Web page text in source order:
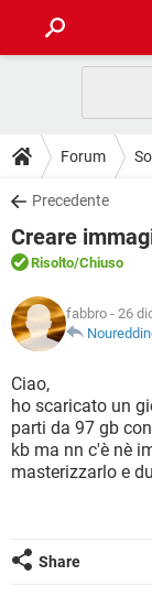
INTRATTENIMENTO
iOS
INSTAGRAM
TIKTOK
HARDWARE
GUIDE
COVID-19
iOS
INSTAGRAM
TIKTOK
DOWNLOAD
COVID-19
INTRATTENIMENTO
iOS
INSTAGRAM
TIKTOK
HARDWARE
FORUM
COVID-19
INTRATTENIMENTO
INSTAGRAM
TIKTOK
HARDWARE
GLOSSARIO
COVID-19
INTRATTENIMENTO
iOS
INSTAGRAM
Forum
Precedente
Creare
Risolto/Chiuso
fabbro - 26
Ciao,
ho scaricato un
parti da 97 gb
kb ma nn c'è nè
masterizzarlo e
Share